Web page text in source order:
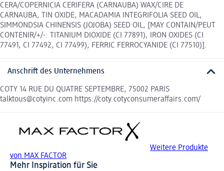
CERA/COPERNICIA CERIFERA (CARNAUBA) WAX/CIRE DE
CARNAUBA, TIN OXIDE, MACADAMIA INTEGRIFOLIA SEED OIL,
SIMMONDSIA CHINENSIS (JOJOBA) SEED OIL, [MAY CONTAIN/PEUT
CONTENIR/+/-: TITANIUM DIOXIDE (CI 77891), IRON OXIDES (CI
77491, CI 77492, CI 77499), FERRIC FERROCYANIDE (CI 77510)].
Anschrift des Unternehmens
COTY 14 RUE DU QUATRE SEPTEMBRE, 75002 PARIS
talktous@cotyinc.com https://coty.cotyconsumeraffairs.com/
Weitere Produkte
von MAX FACTOR
Mehr Inspiration für Sie